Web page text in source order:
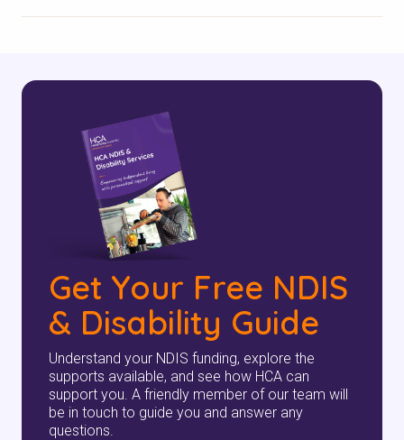
Get Your Free NDIS
& Disability Guide
Understand your NDIS funding, explore the
supports available, and see how HCA can
support you. A friendly member of our team will
be in touch to guide you and answer any
questions.
تحقق من الرمز البريدي
للتأكد مما إذا كنا نقدم الخدمة في
بحث